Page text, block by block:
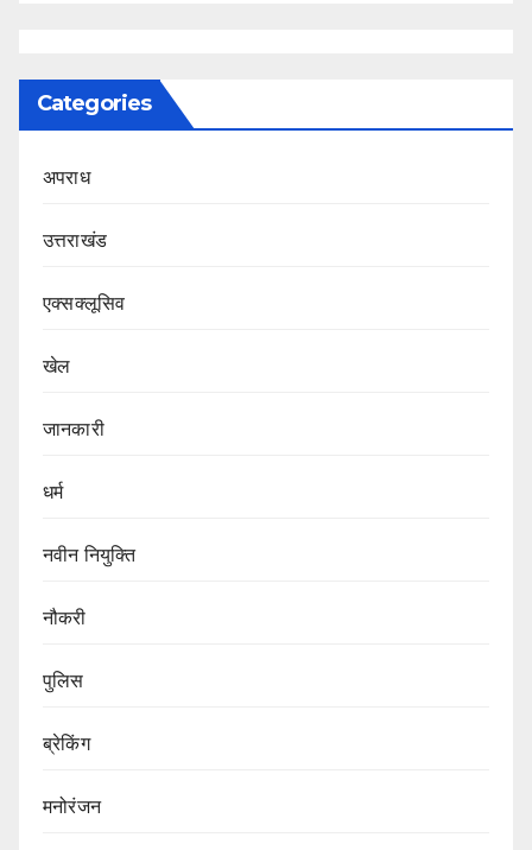
Categories
अपराध
उत्तराखंड
एक्सक्लूसिव
खेल
जानकारी
धर्म
नवीन नियुक्ति
नौकरी
पुलिस
ब्रेकिंग
मनोरंजन